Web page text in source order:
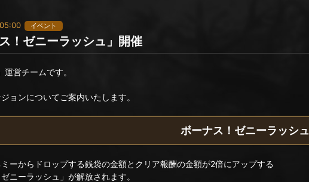
イベント
ス！ゼニーラッシュ」開催
運営チームです。
ョンについてご案内いたします。
ボーナス！ゼニーラッシュ
ーからドロップする銭袋の金額とクリア報酬の金額が2倍にアップする
ゼニーラッシュ」が解放されます。